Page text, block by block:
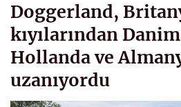
Doggerland,
kıyılarından
Hollanda ve
uzanıyordu